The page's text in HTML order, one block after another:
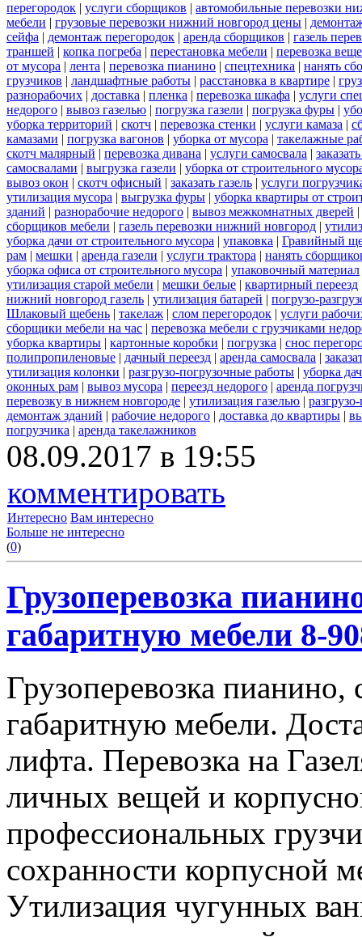
перегородок | услуги сборщиков | автомобильные перевозки
мебели | грузовые перевозки нижний новгород цены |
сейфа | демонтаж перегородок | аренда сборщиков | газель
траншей | копка погреба | перестановка мебели | перевозка
от мусора | лента | перевозка пианино | спецтехника | нанять
грузчиков | ландшафтные работы | расстановка в квартире |
разнорабочих | доставка | пленка | перевозка шкафа | услуги
недорого | вывоз газелью | погрузка газели | погрузка фуры |
уборка территорий | скотч | перевозка стенки | услуги камаза |
камазами | погрузка вагонов | уборка от мусора | такелажные
скотч малярный | перевозка дивана | услуги самосвала |
самосвалами | выгрузка газели | уборка от строительного
вывоз окон | скотч офисный | заказать газель | услуги
утилизация мусора | выгрузка фуры | уборка квартиры от
зданий | разнорабочие недорого | вывоз межкомнатных дверей |
сборщиков мебели | газель перевозки нижний новгород |
уборка дачи от строительного мусора | упаковка | Гравийный
рам | мешки | аренда газели | услуги трактора | нанять
уборка офиса от строительного мусора | упаковочный материал
утилизация старой мебели | мешки белые | квартирный переезд
нижний новгород газель | утилизация батарей | погрузо-
Шлаковый щебень | такелаж | слом перегородок | услуги
сборщики мебели на час | перевозка мебели с грузчиками
уборка квартиры | картонные коробки | погрузка | снос
полипропиленовые | дачный переезд | аренда самосвала |
утилизация колонки | разгрузо-погрузочные работы | уборка
оконных рам | вывоз мусора | переезд недорого | аренда
перевозку в нижнем новгороде | утилизация газелью |
демонтаж зданий | рабочие недорого | доставка до квартиры |
погрузчика | аренда такелажников
08.09.2017 в 19:55
комментировать
Интересно Вам интересно
Больше не интересно
(0)
Грузоперевозка
габаритную мебели 8-
Грузоперевозка
габаритную мебели.
лифта. Перевозка на
личных вещей и
профессиональных
сохранности корпусной
Утилизация чугунных